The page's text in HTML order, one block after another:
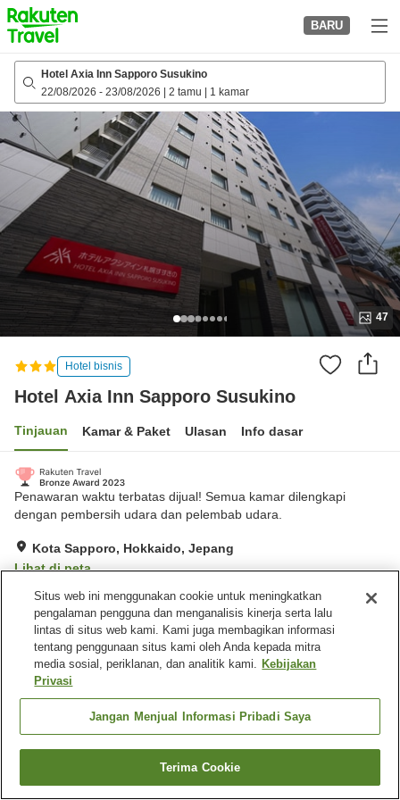
to
top
page
BARU
Hotel Axia Inn Sapporo Susukino
22/08/2026 - 23/08/2026 2 tamu 1 kamar
47
Hotel bisnis
Hotel Axia Inn Sapporo Susukino
Tinjauan Kamar & Paket Ulasan Info dasar
Penawaran waktu terbatas dijual! Semua kamar dilengkapi
dengan pembersih udara dan pelembab udara.
Kota Sapporo, Hokkaido, Jepang
Lihat di peta
Sangat baik Ulasan: 435
Fasilitas properti
Wi-Fi
Mesin penjual otomatis
Beranda Jepang Hokkaido
Kota Sapporo
Hotel Axia Inn Sapporo Susukino
Cari kamar
Situs web ini menggunakan cookie untuk meningkatkan
pengalaman pengguna dan menganalisis kinerja serta lalu
lintas di situs web kami. Kami juga membagikan informasi
tentang penggunaan situs kami oleh Anda kepada mitra
media sosial, periklanan, dan analitik kami. Kebijakan
Privasi
Jangan Menjual Informasi Pribadi Saya
Terima Cookie